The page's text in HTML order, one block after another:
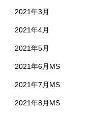
2021年3月
2021年4月
2021年5月
2021年6月MS
2021年7月MS
2021年8月MS